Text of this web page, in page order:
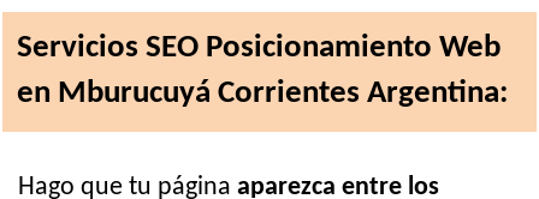
Servicios SEO Posicionamiento Web
en Mburucuyá Corrientes Argentina:
Hago que tu página aparezca entre los